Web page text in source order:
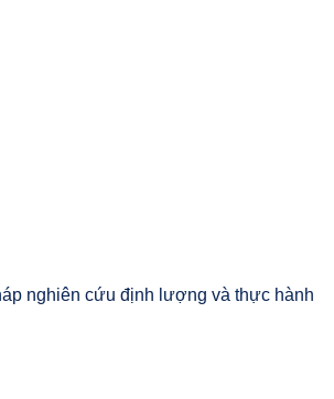
nghiên cứu định lượng và thực hành